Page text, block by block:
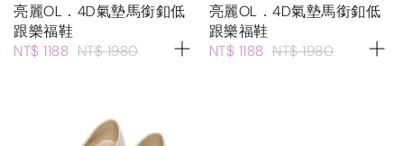
亮麗OL．4D氣墊馬銜釦低
跟樂福鞋
NT$ 1188 NT$ 1980
亮麗OL．4D氣墊馬銜釦低
跟樂福鞋
NT$ 1188 NT$ 1980